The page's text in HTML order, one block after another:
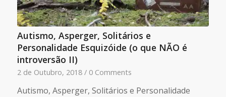
Autismo, Asperger, Solitários e
Personalidade Esquizóide (o que NÃO é
introversão II)
2 de Outubro, 2018 / 0 Comments
Autismo, Asperger, Solitários e Personalidade